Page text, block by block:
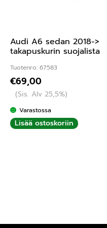
Audi A6 sedan 2018->
takapuskurin suojalista
Tuotenro: 67583
€69,00
(Sis. Alv 25,5%)
Varastossa
Lisää ostoskoriin